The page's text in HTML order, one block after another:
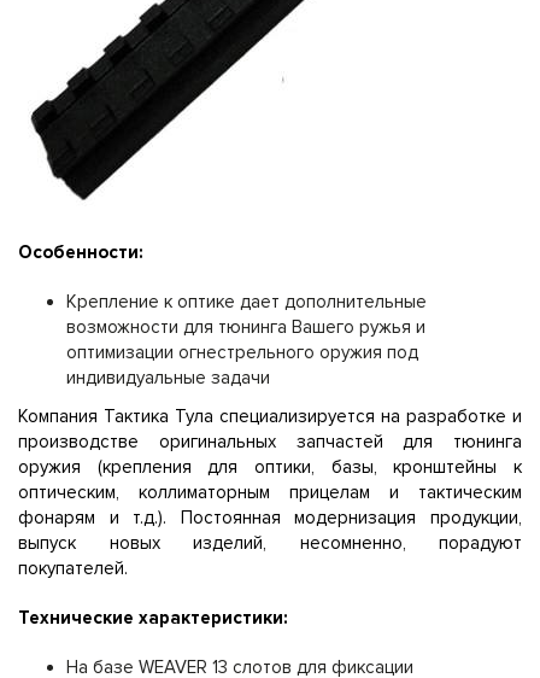
Особенности:
Крепление к оптике дает дополнительные
возможности для тюнинга Вашего ружья и
оптимизации огнестрельного оружия под
индивидуальные задачи
Компания Тактика Тула специализируется на разработке и
производстве оригинальных запчастей для тюнинга
оружия (крепления для оптики, базы, кронштейны к
оптическим, коллиматорным прицелам и тактическим
фонарям и т.д.). Постоянная модернизация продукции,
выпуск новых изделий, несомненно, порадуют
покупателей.
Технические характеристики:
На базе WEAVER 13 слотов для фиксации